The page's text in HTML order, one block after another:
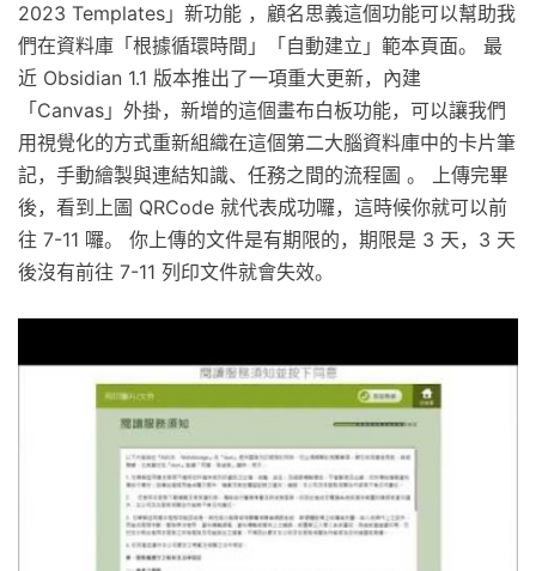
2023 Templates」新功能 ，顧名思義這個功能可以幫助我
們在資料庫「根據循環時間」「自動建立」範本頁面。 最
近 Obsidian 1.1 版本推出了一項重大更新，內建
「Canvas」外掛，新增的這個畫布白板功能，可以讓我們
用視覺化的方式重新組織在這個第二大腦資料庫中的卡片筆
記，手動繪製與連結知識、任務之間的流程圖 。 上傳完畢
後，看到上圖 QRCode 就代表成功囉，這時候你就可以前
往 7-11 囉。 你上傳的文件是有期限的，期限是 3 天，3 天
後沒有前往 7-11 列印文件就會失效。